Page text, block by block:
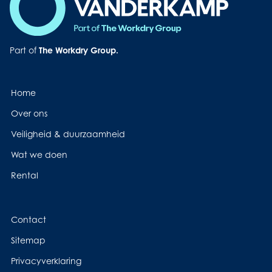
Part of The Workdry Group.
Home
Over ons
Veiligheid & duurzaamheid
Wat we doen
Rental
Contact
Sitemap
Privacyverklaring